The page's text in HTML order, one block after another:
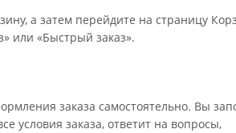
а затем перейдите на страницу
или «Быстрый заказ».
заказа самостоятельно. Вы
условия заказа, ответит на вопросы,